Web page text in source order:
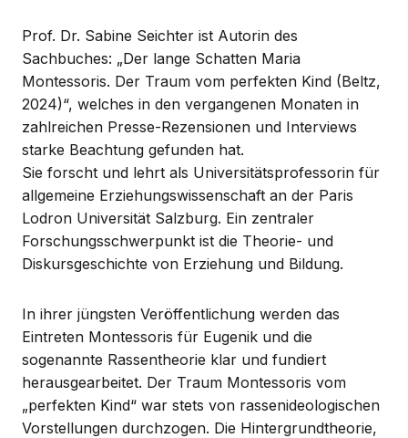
Prof. Dr. Sabine Seichter ist Autorin des
Sachbuches: „Der lange Schatten Maria
Montessoris. Der Traum vom perfekten Kind (Beltz,
2024)“, welches in den vergangenen Monaten in
zahlreichen Presse-Rezensionen und Interviews
starke Beachtung gefunden hat.
Sie forscht und lehrt als Universitätsprofessorin für
allgemeine Erziehungswissenschaft an der Paris
Lodron Universität Salzburg. Ein zentraler
Forschungsschwerpunkt ist die Theorie- und
Diskursgeschichte von Erziehung und Bildung.
In ihrer jüngsten Veröffentlichung werden das
Eintreten Montessoris für Eugenik und die
sogenannte Rassentheorie klar und fundiert
herausgearbeitet. Der Traum Montessoris vom
„perfekten Kind“ war stets von rassenideologischen
Vorstellungen durchzogen. Die Hintergrundtheorie,